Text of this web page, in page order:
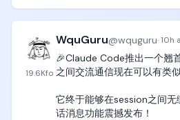
上面这些书一定要买齐，供
吃饭时翻阅，拉屎时翻阅，
3. 大学本科基础数学教材《
《概率统计》《复变函数》
19.6Kfo
WquGuru@wquguru·10h
🎉Claude Code推出一个翘
之间交流通信现在可以有类
它终于能够在session之间
话消息功能震撼发布！